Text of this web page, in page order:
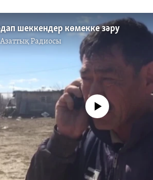
шеккендер көмекке зәру
Радиосы
No media source currently